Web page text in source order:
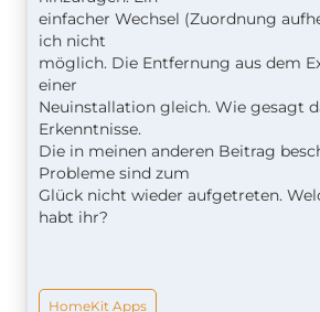
einfacher Wechsel (Zuordnung
ich nicht
möglich. Die Entfernung aus dem
einer
Neuinstallation gleich. Wie gesagt
Erkenntnisse.
Die in meinen anderen Beitrag
Probleme sind zum
Glück nicht wieder aufgetreten.
habt ihr?
HomeKit Apps